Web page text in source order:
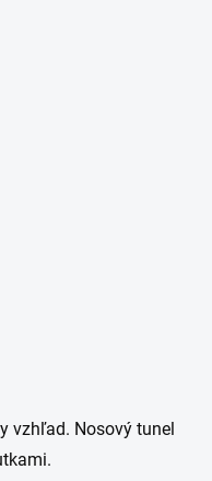
vzhľad. Nosový tunel